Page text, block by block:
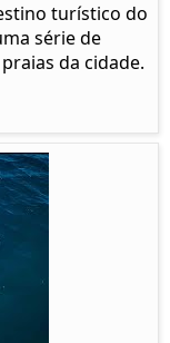
turístico do
série de
da cidade.